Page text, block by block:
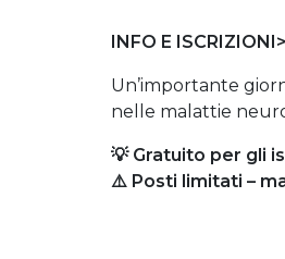
INFO E
Un’importante
nelle malattie
💡 Gratuito per gli
⚠️ Posti limitati –